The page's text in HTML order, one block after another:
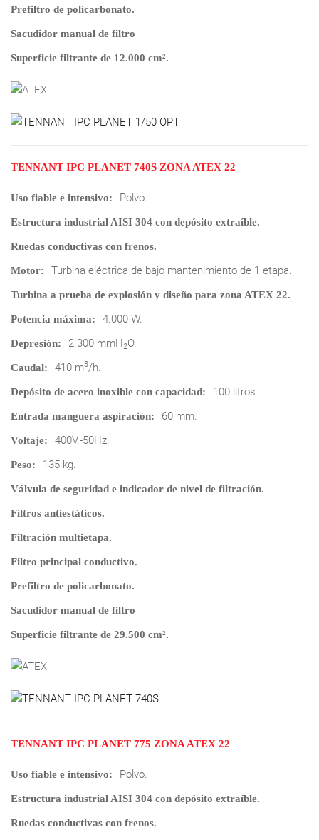
Prefiltro de policarbonato.
Sacudidor manual de filtro
Superficie filtrante de 12.000 cm².
TENNANT IPC PLANET 740S ZONA ATEX 22
Uso fiable e intensivo: Polvo.
Estructura industrial AISI 304 con depósito extraíble.
Ruedas conductivas con frenos.
Motor: Turbina eléctrica de bajo mantenimiento de 1 etapa.
Turbina a prueba de explosión y diseño para zona ATEX 22.
Potencia máxima: 4.000 W.
Depresión: 2.300 mmH2O.
Caudal: 410 m3/h.
Depósito de acero inoxible con capacidad: 100 litros.
Entrada manguera aspiración: 60 mm.
Voltaje: 400V.-50Hz.
Peso: 135 kg.
Válvula de seguridad e indicador de nivel de filtración.
Filtros antiestáticos.
Filtración multietapa.
Filtro principal conductivo.
Prefiltro de policarbonato.
Sacudidor manual de filtro
Superficie filtrante de 29.500 cm².
TENNANT IPC PLANET 775 ZONA ATEX 22
Uso fiable e intensivo: Polvo.
Estructura industrial AISI 304 con depósito extraíble.
Ruedas conductivas con frenos.